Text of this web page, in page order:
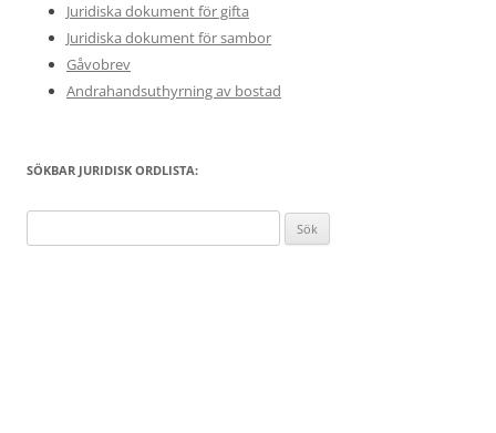
Juridiska dokument för gifta
Juridiska dokument för sambor
Gåvobrev
Andrahandsuthyrning av bostad
SÖKBAR JURIDISK ORDLISTA:
efter: